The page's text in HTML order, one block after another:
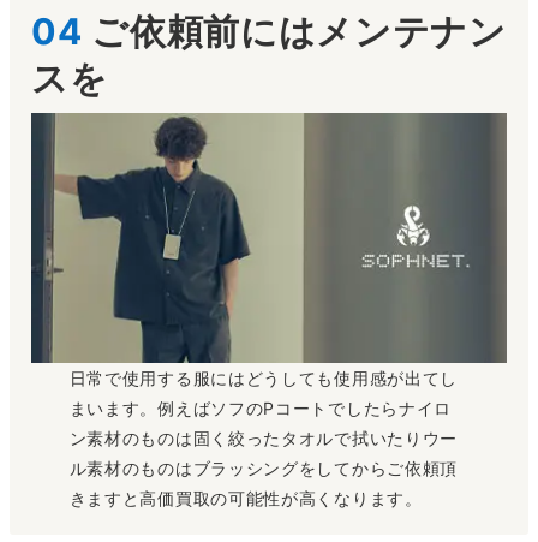
04 ご依頼前にはメンテナン
スを
日常で使用する服にはどうしても使用感が出てし
まいます。例えばソフのPコートでしたらナイロ
ン素材のものは固く絞ったタオルで拭いたりウー
ル素材のものはブラッシングをしてからご依頼頂
きますと高価買取の可能性が高くなります。